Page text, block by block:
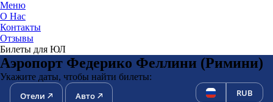
Меню
О Нас
Контакты
Отзывы
Билеты для ЮЛ
Аэропорт Федерико Феллини (Римини)
Укажите даты, чтобы найти билеты:
Отели Авто RUB